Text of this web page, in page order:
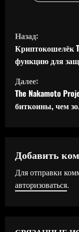
П
р
о
д
о
ж
и
Назад:
Криптокошелёк
функцию для
Далее:
The Nakamoto
биткоины, чем
Добавить
Для отправки
авторизоваться.